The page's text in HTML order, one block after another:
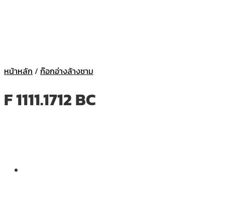
หน้าหลัก / ก๊อกอ่างล้างชาม
F 1111.1712 BC